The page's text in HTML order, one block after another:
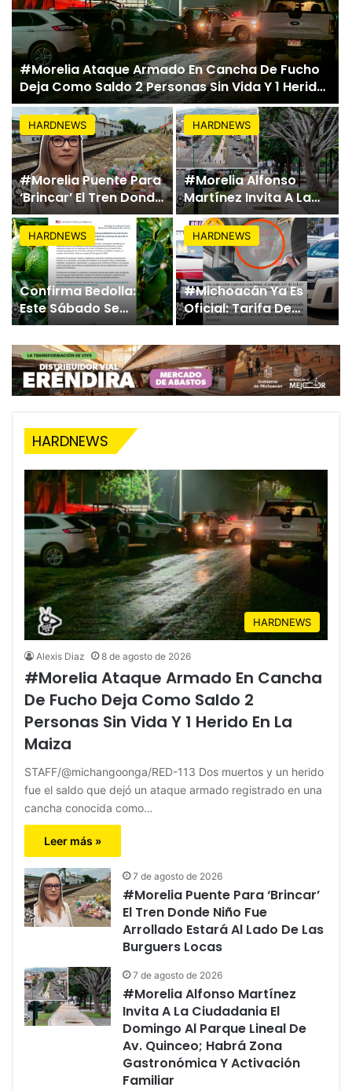
#Morelia Ataque Armado En Cancha De Fucho
Deja Como Saldo 2 Personas Sin Vida Y 1 Herido
En La Maiza
HARDNEWS
#Morelia Puente Para
‘Brincar’ El Tren Donde
Niño Fue Arrollado
Estará Al Lado De Las
Burguers Locas
HARDNEWS
#Morelia Alfonso
Martínez Invita A La
Ciudadania El
Domingo Al Parque
Lineal De Av. Quinceo;
Habrá Zona
Gastronómica Y
Activación Familiar
HARDNEWS
Confirma Bedolla:
Este Sábado Se
Reanudan
Exportaciones De
Aguacate A EU Tras
Acuerdos
HARDNEWS
#Michoacán Ya Es
Oficial: Tarifa De
Transporte Público
Sube Un Peso: De $11
Pasa A 12 Varos
HARDNEWS
HARDNEWS
Alexis Diaz 8 de agosto de 2026
#Morelia Ataque Armado En Cancha
De Fucho Deja Como Saldo 2
Personas Sin Vida Y 1 Herido En La
Maiza
STAFF/@michangoonga/RED-113 Dos muertos y un herido
fue el saldo que dejó un ataque armado registrado en una
cancha conocida como…
Leer más »
7 de agosto de 2026
#Morelia Puente Para ‘Brincar’
El Tren Donde Niño Fue
Arrollado Estará Al Lado De Las
Burguers Locas
7 de agosto de 2026
#Morelia Alfonso Martínez
Invita A La Ciudadania El
Domingo Al Parque Lineal De
Av. Quinceo; Habrá Zona
Gastronómica Y Activación
Familiar